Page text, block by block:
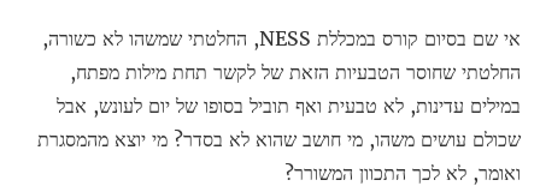
אי שם בסיום קורס במכללת NESS, החלטתי שמשהו לא כשורה,
החלטתי שחוסר הטבעיות הזאת של לקשר תחת מילות מפתח,
במילים עדינות, לא טבעית ואף תוביל בסופו של יום לעונש, אבל
שכולם עושים משהו, מי חושב שהוא לא בסדר? מי יוצא מהמסגרת
ואומר, לא לכך התכוון המשורר?